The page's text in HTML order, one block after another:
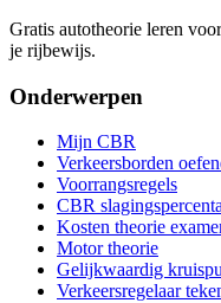
Gratis autotheorie leren
je rijbewijs.
Onderwerpen
Mijn CBR
Verkeersborden
Voorrangsregels
CBR
Kosten theorie
Motor theorie
Gelijkwaardig
Verkeersregelaar